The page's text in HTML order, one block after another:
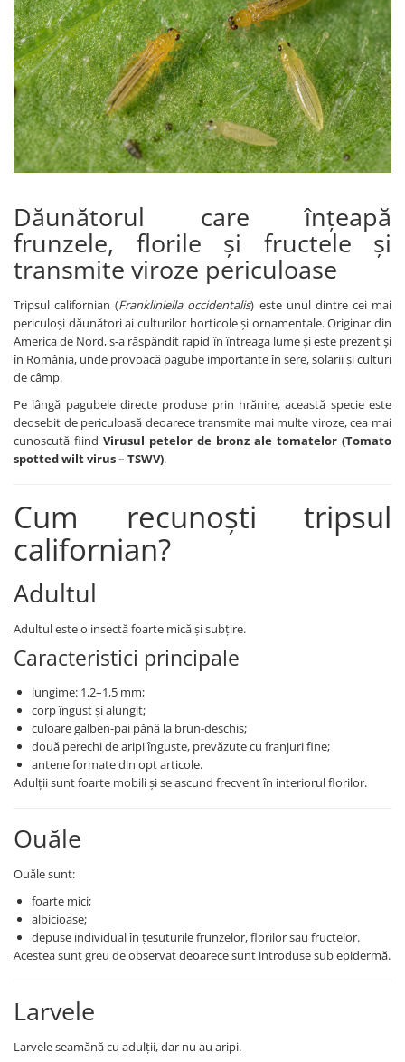
ARBUȘTI FRUCTIFERI
Erbicide
Fungicide
Insecticide
Acaricide
Fertilizanți foliari
ARDEI
Fungicide
Insecticide
Fertilizanți foliari
Dezinfectant sol
ARPAGIC
Erbicide
BOB
Erbicide
BROCCOLI
Fungicide
Insecticide
BUMBAC
Fertilizanți foliari
CAIS
Erbicide
Insecticide
Acaricide
Fertilizanți foliari
Adjuvanți
CAMELINĂ
Fungicide
Fungicide
CĂPȘUN
Erbicide
Fungicide
Insecticide
Biostimulatori
Fertilizanți foliari
CARTOF
ARDEI IUTE
Insecticide
BUMBAC
Fertilizanți foliari
CAIS
Fungicide
Insecticide
Biostimulatori
Fertilizanți foliari
Adjuvanți
Fungicide
Insecticide
Acaricide
Fertilizanți foliari
CARTOF
Fungicide
Insecticide
Fertilizanți foliari
CASTRAVEȚI
Fungicide
Insecticide
Acaricide
Fertilizanți foliari
CASTRAVEȚI CORNIȘON
CEAPĂ
Insecticide
Biostimulatori
Fertilizanți foliari
Insecticide
Fertilizanți foliari
CIREȘ
Fungicide
Insecticide
Fertilizanți foliari
Adjuvanți
CITRICE
Dăunătorul care înțeapă
frunzele, florile și fructele și
transmite viroze periculoase
Tripsul californian (Frankliniella occidentalis) este unul dintre cei mai
periculoși dăunători ai culturilor horticole și ornamentale. Originar din
America de Nord, s-a răspândit rapid în întreaga lume și este prezent și
în România, unde provoacă pagube importante în sere, solarii și culturi
de câmp.
Pe lângă pagubele directe produse prin hrănire, această specie este
deosebit de periculoasă deoarece transmite mai multe viroze, cea mai
cunoscută fiind Virusul petelor de bronz ale tomatelor (Tomato
spotted wilt virus – TSWV).
Cum recunoști tripsul
californian?
Adultul
Adultul este o insectă foarte mică și subțire.
Caracteristici principale
lungime: 1,2–1,5 mm;
corp îngust și alungit;
culoare galben-pai până la brun-deschis;
două perechi de aripi înguste, prevăzute cu franjuri fine;
antene formate din opt articole.
Adulții sunt foarte mobili și se ascund frecvent în interiorul florilor.
Ouăle
Ouăle sunt:
foarte mici;
albicioase;
depuse individual în țesuturile frunzelor, florilor sau fructelor.
Acestea sunt greu de observat deoarece sunt introduse sub epidermă.
Larvele
Larvele seamănă cu adulții, dar nu au aripi.